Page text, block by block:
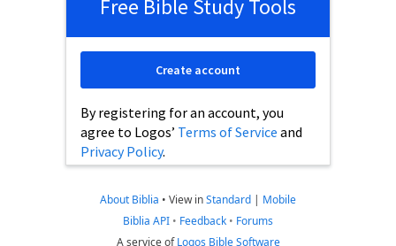
Free Bible Study Tools
By registering for an account, you
agree to Logos’ Terms of Service and
Privacy Policy.
Create account
About Biblia • View inStandard | Mobile
Biblia API • Feedback • Forums
A service ofLogos Bible Software